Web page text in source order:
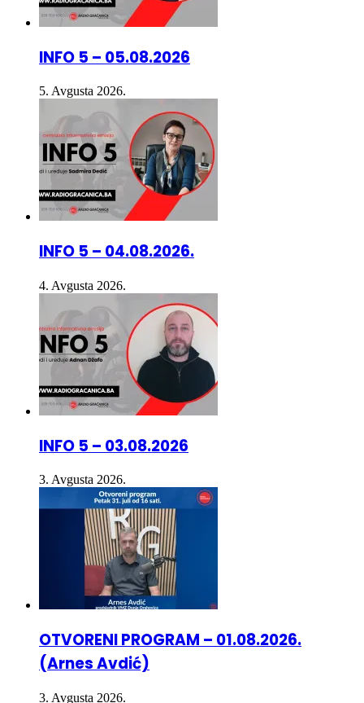
INFO 5 – 05.08.2026
5. Avgusta 2026.
INFO 5 – 04.08.2026.
4. Avgusta 2026.
INFO 5 – 03.08.2026
3. Avgusta 2026.
OTVORENI PROGRAM – 01.08.2026.
(Arnes Avdić)
3. Avgusta 2026.